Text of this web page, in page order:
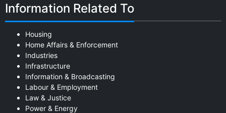
Information Related To
Housing
Home Affairs & Enforcement
Industries
Infrastructure
Information & Broadcasting
Labour & Employment
Law & Justice
Power & Energy